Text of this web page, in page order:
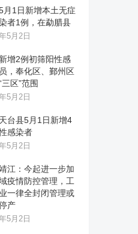
月1日新增本土无症
者1例，在勐腊县
5月2日
增2例初筛阳性感
，奉化区、鄞州区
三区”范围
5月2日
台县5月1日新增4
感染者
5月2日
江：今起进一步加
疫情防控管理，工
一律全封闭管理或
产
5月2日